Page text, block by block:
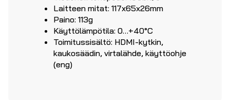
Laitteen mitat: 117x65x26mm
Paino: 113g
Käyttölämpötila: 0…+40°C
Toimitussisältö: HDMI-kytkin,
kaukosäädin, virtalähde, käyttöohje
(eng)